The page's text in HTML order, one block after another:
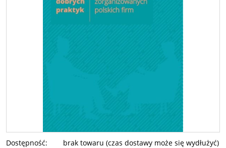
Dostępność: brak towaru (czas dostawy może się wydłużyć)